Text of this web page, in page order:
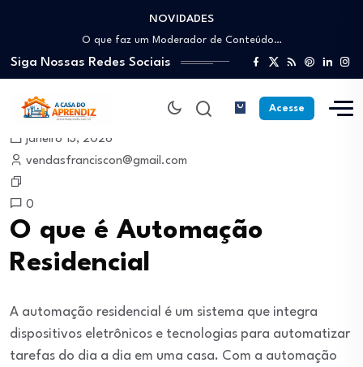
NOVIDADES
Como trabalhar como Estoquista: O guia para…
O que faz um Moderador de Conteúdo…
Como ser um Afiliado de Sucesso trabalhando…
Como dar Aulas Particulares Online e viver…
Profissão Instalador Solar: Como entrar no mercado…
Como trabalhar como Estoquista: O guia para…
O que faz um Moderador de Conteúdo…
Como ser um Afiliado de Sucesso trabalhando…
Siga Nossas Redes Sociais
Acesse
janeiro 13, 2026
vendasfranciscon@gmail.com
0
O que é Automação
Residencial
A automação residencial é um sistema que integra
dispositivos eletrônicos e tecnologias para automatizar
tarefas do dia a dia em uma casa. Com a automação